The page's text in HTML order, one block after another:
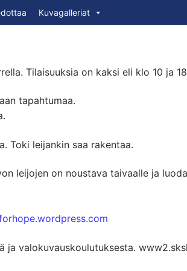
Kuvagalleriat
Tilaisuuksia on kaksi eli klo 10 ja
tapahtumaa.
Toki leijankin saa rakentaa.
leijojen on noustava taivaalle ja luoda
ja valokuvauskoulutuksesta.